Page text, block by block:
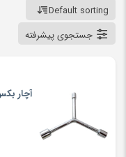
Default sorting
جستجوی پیشرفته
آچار بکس